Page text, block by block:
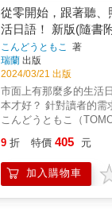
法成為您日檢得分的秘
挑戰，勇攀學習高峰！
朵學日語，練就一口流
說沒時間讀書就學不了
鐘，由地道日籍教師配
勤、睡前、晨練或洗漱
反覆聆聽，單字和句型
您的日語聽力和語感都達到新
現代人設計的學習方案
需10分鐘，讓您在任何
習。無論是自學亦或是
您的秘密武器。讓單字
關鍵，一次解鎖所有挑
對合格！ &
習項目。題目有連連看
充題等各類型。也有「
ト理解」、「発話表現
與日本語能力試驗（JLPT
每單元分開使用，也可
用。１個單元約５分鐘
饋或重聽，亦可以在15
１課的總結使用，大約
學習者在聽力上有困難
巧，可以擇日再進行，
隨附之音檔可供下載。 ▶若您使用PC，可利用
官方網站下載。 ▶若您
（iPhone、Android等
生存必備之情境；「初
與時，向他人說明要件
等之互動情境。每個章
事（Can-do）」。本書
（Can-do）」相當於
考架構）的Ａ１∕Ａ２及
１∕Ａ２等級。 每課分成２～４個單元，每１單
元有１篇情境會話及會
中會遇見之對象，例如
管理人、居民、鄰居等。 達成等級 ：
A1／A2、JF 日語教育標
N5∕N4 學習語彙數：約
說菜日文就不能去？
又實用的旅遊日語暢遊
上飛機開始，一直到日
等場景所需的必會日語
你一書在手，就能暢行
選旅遊日本一定會遇到
真實情境對話，並從對
單句型「這個句型超好
要與日本人對話，也絕
文本科系出身的讀者也
飽！」皆輔以羅馬拼音
你也能立刻就能跟著說
到的日語！ & ．50種
從零開始，跟著聽
活日語！ 新版(隨書
朗讀音檔QR Code)
こんどうともこ 著
瑞蘭 出版
2024/03/21 出版
市面上有那麼多的生活
本才好？ 針對讀者的需
こんどうともこ（
說，就可以輕鬆學會最
語會話喔！ & 熱烈好評
《從零開始，跟著聽、
9 折 特價 405 元
加入購物車